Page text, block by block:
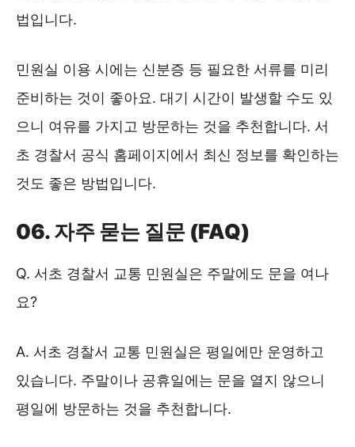
법입니다.
민원실 이용 시에는 신분증 등 필요한 서류를 미리
준비하는 것이 좋아요. 대기 시간이 발생할 수도 있
으니 여유를 가지고 방문하는 것을 추천합니다. 서
초 경찰서 공식 홈페이지에서 최신 정보를 확인하는
것도 좋은 방법입니다.
06. 자주 묻는 질문 (FAQ)
Q. 서초 경찰서 교통 민원실은 주말에도 문을 여나
요?
A. 서초 경찰서 교통 민원실은 평일에만 운영하고
있습니다. 주말이나 공휴일에는 문을 열지 않으니
평일에 방문하는 것을 추천합니다.